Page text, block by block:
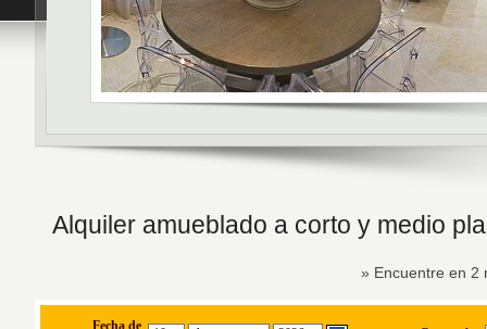
Alquiler amueblado a corto y medio
» Encuentre en 2